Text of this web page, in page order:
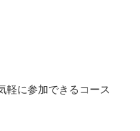
軽に参加できるコース